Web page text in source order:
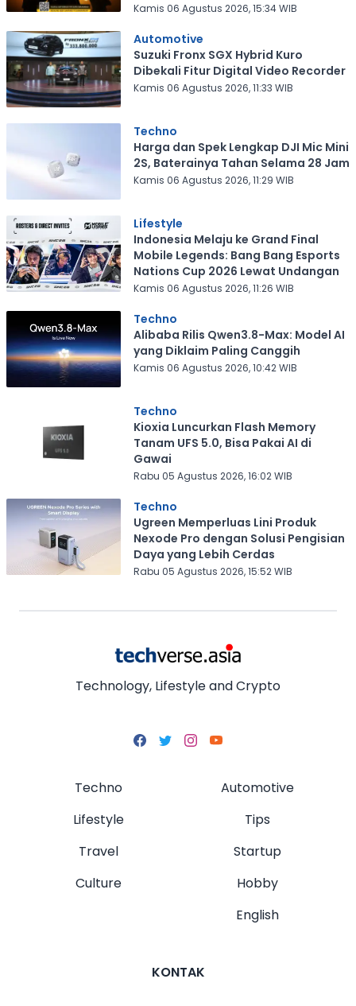
Kamis 06 Agustus 2026, 15:34 WIB
Automotive
Suzuki Fronx SGX Hybrid Kuro
Dibekali Fitur Digital Video Recorder
Kamis 06 Agustus 2026, 11:33 WIB
Techno
Harga dan Spek Lengkap DJI Mic Mini
2S, Baterainya Tahan Selama 28 Jam
Kamis 06 Agustus 2026, 11:29 WIB
Lifestyle
Indonesia Melaju ke Grand Final
Mobile Legends: Bang Bang Esports
Nations Cup 2026 Lewat Undangan
Kamis 06 Agustus 2026, 11:26 WIB
Techno
Alibaba Rilis Qwen3.8-Max: Model AI
yang Diklaim Paling Canggih
Kamis 06 Agustus 2026, 10:42 WIB
Techno
Kioxia Luncurkan Flash Memory
Tanam UFS 5.0, Bisa Pakai AI di
Gawai
Rabu 05 Agustus 2026, 16:02 WIB
Techno
Ugreen Memperluas Lini Produk
Nexode Pro dengan Solusi Pengisian
Daya yang Lebih Cerdas
Rabu 05 Agustus 2026, 15:52 WIB
Technology, Lifestyle and Crypto
Techno
Lifestyle
Travel
Culture
Automotive
Tips
Startup
Hobby
English
KONTAK